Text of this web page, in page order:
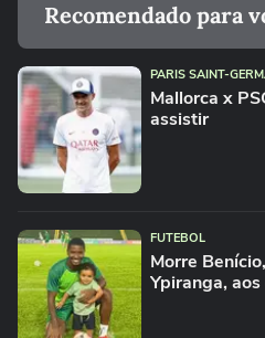
Recomendado para
PARIS SAINT-
Mallorca x
assistir
FUTEBOL
Morre
Ypiranga,